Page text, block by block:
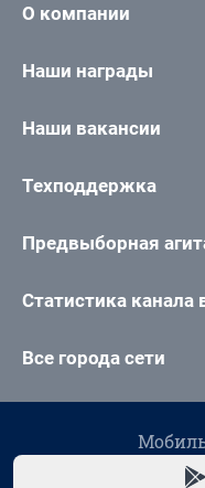
О компании
Наши награды
Наши вакансии
Техподдержка
Предвыборная
Статистика канала
Все города сети